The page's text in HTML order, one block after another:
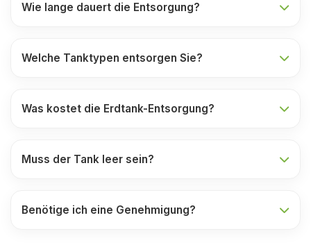
Wie lange dauert die Entsorgung?
Welche Tanktypen entsorgen Sie?
Was kostet die Erdtank-Entsorgung?
Muss der Tank leer sein?
Benötige ich eine Genehmigung?